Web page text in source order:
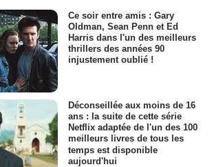
Ce soir entre amis : Gary
Oldman, Sean Penn et Ed
Harris dans l'un des meilleurs
thrillers des années 90
injustement oublié !
Déconseillée aux moins de 16
ans : la suite de cette série
Netflix adaptée de l'un des 100
meilleurs livres de tous les
temps est disponible
aujourd'hui